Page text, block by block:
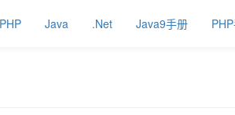
PHP Java .Net Java9手册